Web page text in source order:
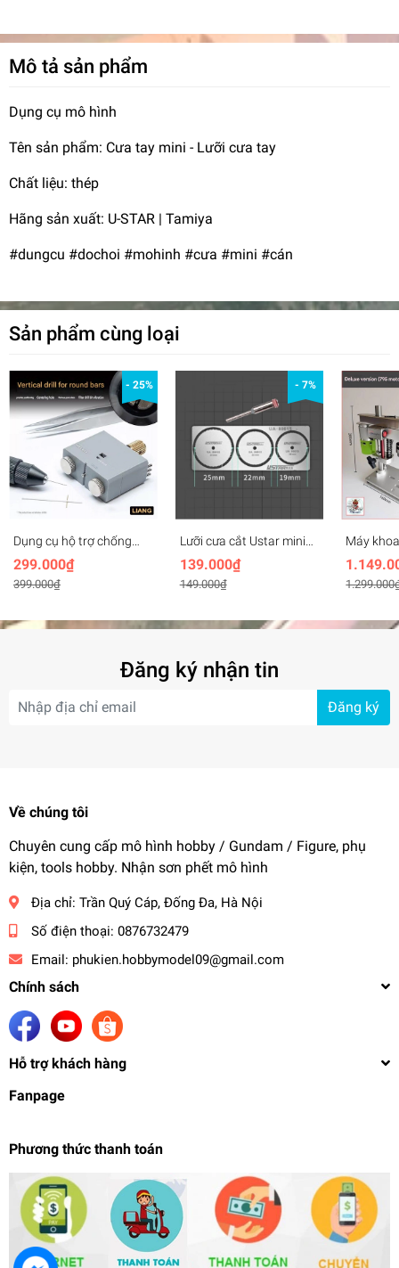
Mô tả sản phẩm
Dụng cụ mô hình
Tên sản phẩm: Cưa tay mini - Lưỡi cưa tay
Chất liệu: thép
Hãng sản xuất: U-STAR | Tamiya
#dungcu #dochoi #mohinh #cưa #mini #cán
Sản phẩm cùng loại
- 25%
Dụng cụ hộ trợ chống
gãy, rung, định tâm cho
mũi khoan mô hình
Round Rod Vertical Drill
299.000₫
399.000₫
- 7%
Lưỡi cưa cắt Ustar mini
siêu mỏng Ultrathin hand
saw scriber blade
UA80015
139.000₫
149.000₫
Máy
795
Mini Drill
Drilling
Đăng ký nhận tin
Đăng ký
Về chúng tôi
Chuyên cung cấp mô hình hobby / Gundam / Figure, phụ
kiện, tools hobby. Nhận sơn phết mô hình
Địa chỉ: Trần Quý Cáp, Đống Đa, Hà Nội
Số điện thoại: 0876732479
Email: phukien.hobbymodel09@gmail.com
Chính sách
Hỗ trợ khách hàng
Fanpage
Phương thức thanh toán